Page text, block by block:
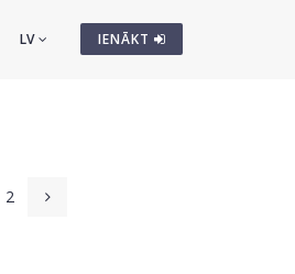
IENĀKT
LV
2